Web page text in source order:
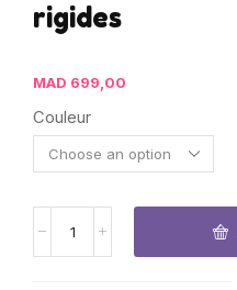
rigides
MAD 699,00
Couleur